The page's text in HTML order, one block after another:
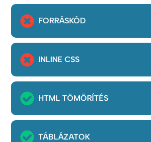
FORRÁSKÓD
INLINE CSS
HTML TÖMÖRÍTÉS
TÁBLÁZATOK